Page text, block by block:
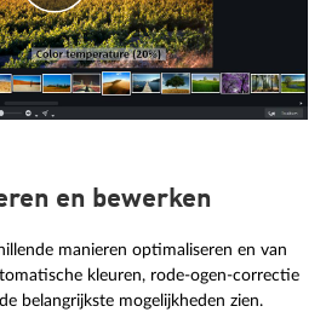
en bewerken
manieren optimaliseren en van
kleuren, rode-ogen-correctie
belangrijkste mogelijkheden zien.